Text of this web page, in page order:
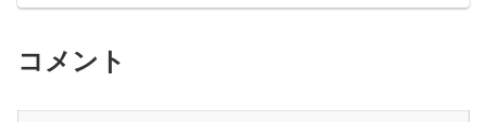
コメント